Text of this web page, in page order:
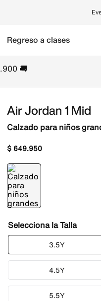
Regreso a clases
🚚
Air Jordan 1 Mid
Calzado para niños
$ 649.950
Talla
3.5Y
4.5Y
5.5Y